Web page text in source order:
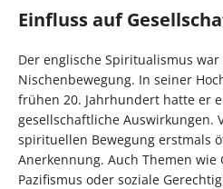
Einfluss auf
Der englische Spiritualismus
Nischenbewegung. In seiner
frühen 20. Jahrhundert hatte er
gesellschaftliche Auswirkungen.
spirituellen Bewegung erstmals
Anerkennung. Auch Themen wie
Pazifismus oder soziale